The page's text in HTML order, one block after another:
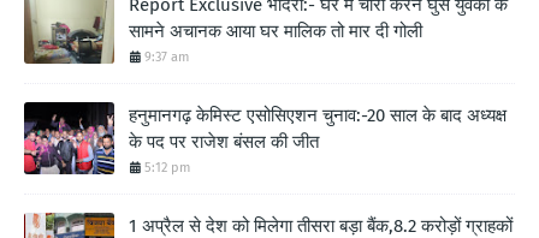
Report Exclusive भादरा:- घर में चोरी करने घुसे युवको के
सामने अचानक आया घर मालिक तो मार दी गोली
9:37 am
हनुमानगढ़ केमिस्ट एसोसिएशन चुनाव:-20 साल के बाद अध्यक्ष
के पद पर राजेश बंसल की जीत
5:12 pm
1 अप्रैल से देश को मिलेगा तीसरा बड़ा बैंक,8.2 करोड़ों ग्राहकों